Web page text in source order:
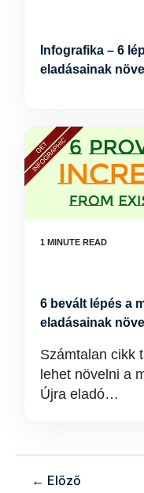
Infografika – 6
eladásainak
6 bevált lépés a
eladásainak
Számtalan cikk
lehet növelni a
Újra eladó…
← Előző